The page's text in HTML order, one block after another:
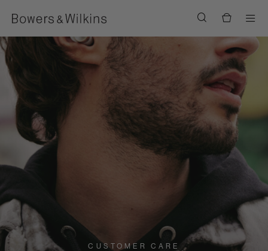
CUSTOMER CARE